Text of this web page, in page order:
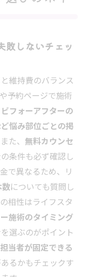
敗しないチェッ
維持費のバランス
予約ページで施術
ビフォーアフターの
悩み部位ごとの掲
た、 無料カウンセ
条件も必ず確認し
で異なるため、リ
についても質問し
相性はライフスタ
施術のタイミング
選ぶのがポイント
担当者が固定できる
るかもチェックす